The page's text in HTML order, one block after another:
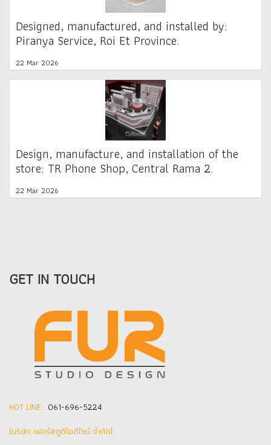
Designed, manufactured, and installed by:
Piranya Service, Roi Et Province.
22 Mar 2026
Design, manufacture, and installation of the
store: TR Phone Shop, Central Rama 2.
22 Mar 2026
GET IN TOUCH
HOT LINE : 061-696-5224
(บริษัท เฟอร์สตูดิโอดีไซน์ จำกัด]